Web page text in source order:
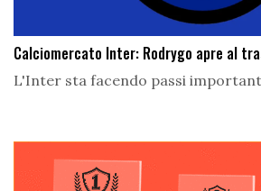
Calciomercato Inter: Rodrygo apre al
L'Inter sta facendo passi